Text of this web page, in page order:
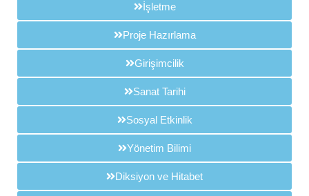
İşletme
Proje Hazırlama
Girişimcilik
Sanat Tarihi
Sosyal Etkinlik
Yönetim Bilimi
Diksiyon ve Hitabet